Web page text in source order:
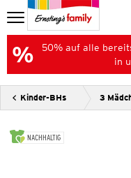
50% auf alle
in
Kinder-BHs 3
NACHHALTIG